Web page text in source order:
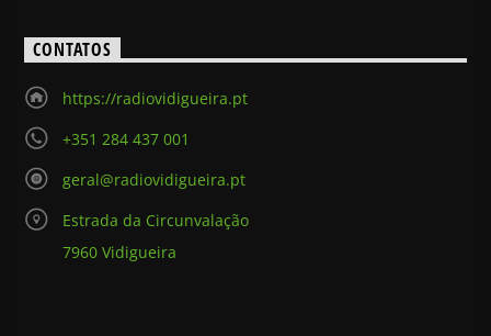
CONTATOS
https://radiovidigueira.pt
+351 284 437 001
geral@radiovidigueira.pt
Estrada da Circunvalação
7960 Vidigueira